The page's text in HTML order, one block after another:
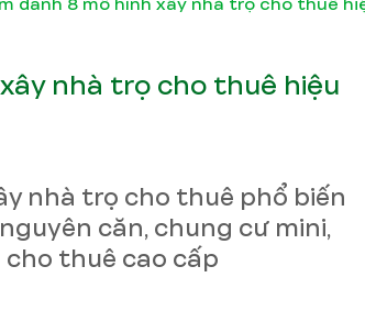
nhà trọ cho thuê hiệu
nhà trọ cho thuê phổ biến
căn, chung cư mini,
thuê cao cấp